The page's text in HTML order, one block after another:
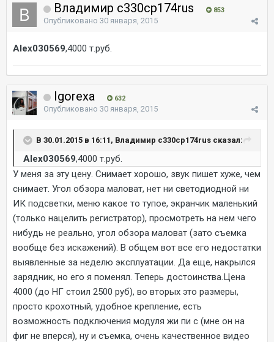
Владимир c330cp174rus 853
Опубликовано 30 января, 2015
Alex030569,4000 т.руб.
Igorexa 632
Опубликовано 30 января, 2015
В 30.01.2015 в 16:11, Владимир c330cp174rus сказал:
Alex030569,4000 т.руб.
У меня за эту цену. Снимает хорошо, звук пишет хуже, чем
снимает. Угол обзора маловат, нет ни светодиодной ни
ИК подсветки, меню какое то тупое, экранчик маленький
(только нацелить регистратор), просмотреть на нем чего
нибудь не реально, угол обзора маловат (зато съемка
вообще без искажений). В общем вот все его недостатки
выявленные за неделю эксплуатации. Да еще, накрылся
зарядник, но его я поменял. Теперь достоинства.Цена
4000 (до НГ стоил 2500 руб), во вторых это размеры,
просто крохотный, удобное крепление, есть
возможность подключения модуля жи пи с (мне он на
фиг не вперся), ну и съемка, очень качественное видео